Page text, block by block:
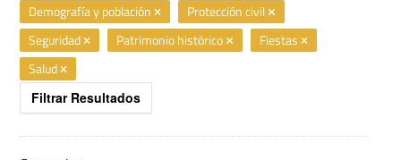
Demografía y población
Protección civil
Seguridad
Patrimonio histórico
Fiestas
Salud
Filtrar Resultados